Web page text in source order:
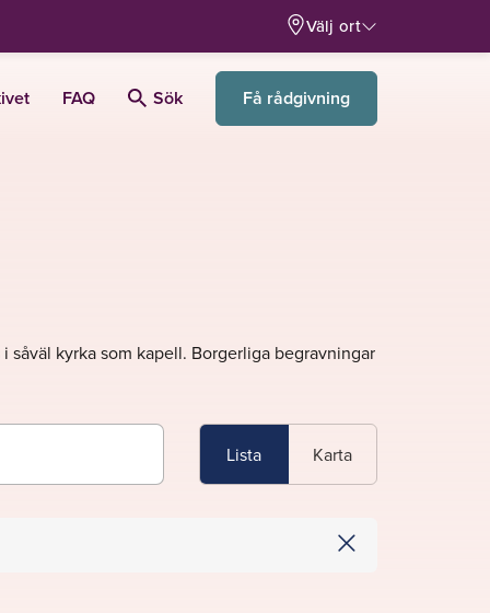
Välj ort
FAQ Sök Få rådgivning
kyrka som kapell. Borgerliga begravningar
Lista Karta